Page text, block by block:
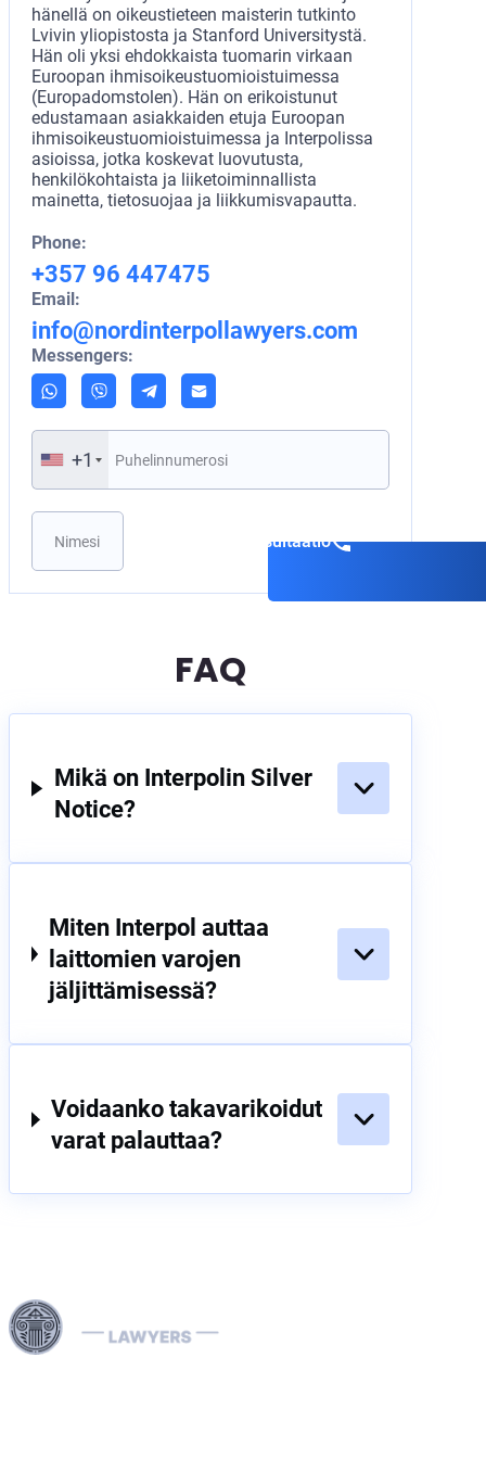
hänellä on oikeustieteen maisterin tutkinto
Lvivin yliopistosta ja Stanford Universitystä.
Hän oli yksi ehdokkaista tuomarin virkaan
Euroopan ihmisoikeustuomioistuimessa
(Europadomstolen). Hän on erikoistunut
edustamaan asiakkaiden etuja Euroopan
ihmisoikeustuomioistuimessa ja Interpolissa
asioissa, jotka koskevat luovutusta,
henkilökohtaista ja liiketoiminnallista
mainetta, tietosuojaa ja liikkumisvapautta.
Phone:
+357 96 447475
Email:
info@nordinterpollawyers.com
Messengers:
+1
Varaa konsultaatio
FAQ
Mikä on Interpolin Silver
Notice?
Miten Interpol auttaa
laittomien varojen
jäljittämisessä?
Voidaanko takavarikoidut
varat palauttaa?